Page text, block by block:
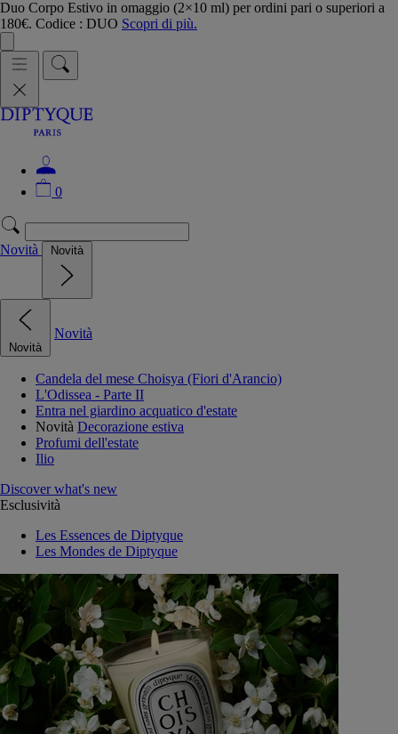
Duo Corpo Estivo in omaggio (2×10 ml) per ordini pari o superiori a
180€. Codice : DUO Scopri di più.
0
Novità Novità
Novità
Novità
Candela del mese Choisya (Fiori d'Arancio)
L'Odissea - Parte II
Entra nel giardino acquatico d'estate
Novità Decorazione estiva
Profumi dell'estate
Ilio
Discover what's new
Esclusività
Les Essences de Diptyque
Les Mondes de Diptyque